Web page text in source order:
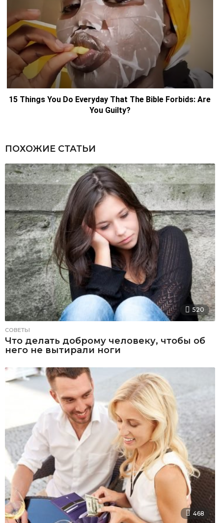
ПОХОЖИЕ СТАТЬИ
520
СОВЕТЫ
Что делать доброму человеку, чтобы об
него не вытирали ноги
468